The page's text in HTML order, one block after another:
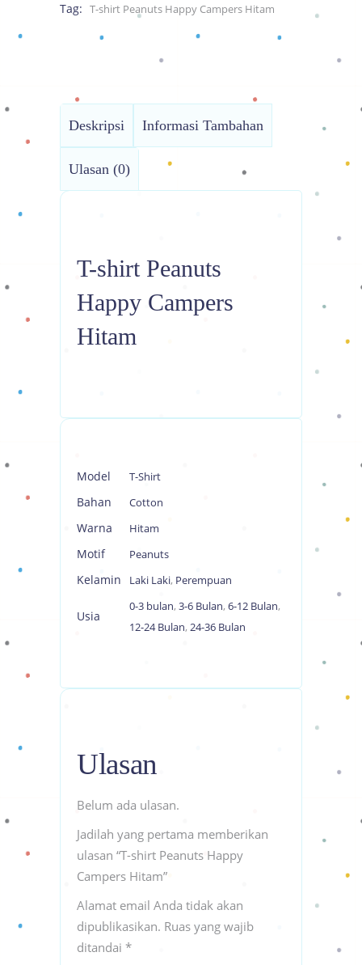
Tag: T-shirt Peanuts Happy Campers Hitam
Deskripsi Informasi Tambahan
Ulasan (0)
T-shirt Peanuts
Happy Campers
Hitam
Model T-Shirt
Bahan Cotton
Warna Hitam
Motif Peanuts
Kelamin Laki Laki, Perempuan
Usia
0-3 bulan, 3-6 Bulan, 6-12 Bulan,
12-24 Bulan, 24-36 Bulan
Ulasan
Belum ada ulasan.
Jadilah yang pertama memberikan
ulasan “T-shirt Peanuts Happy
Campers Hitam”
Alamat email Anda tidak akan
dipublikasikan. Ruas yang wajib
ditandai *